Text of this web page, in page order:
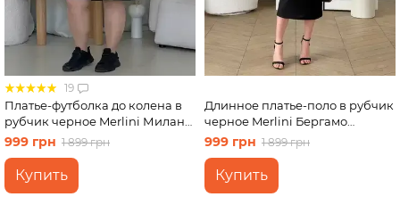
19
Платье-футболка до колена в
рубчик черное Merlini Милан
700000141 размер 50-52 (2XL-
999 грн 1 899 грн
Купить
Длинное платье-поло в рубчик
черное Merlini Бергамо
700002241 размер 2XL-3XL
999 грн 1 899 грн
Купить